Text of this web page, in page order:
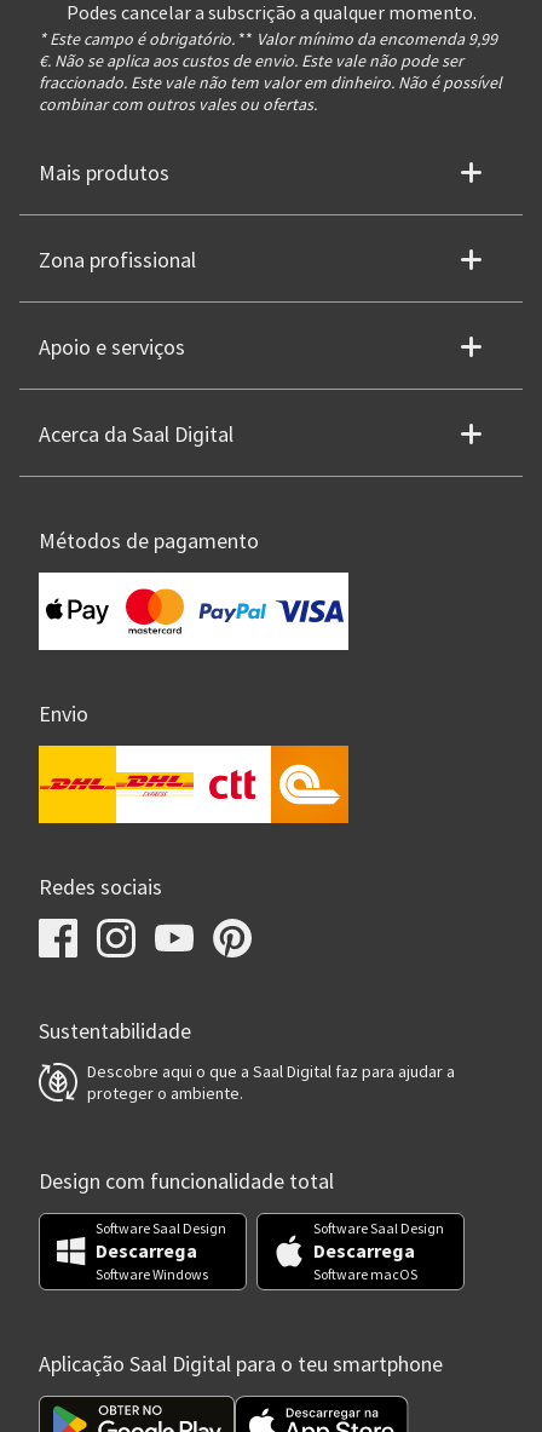
Podes cancelar a subscrição a qualquer momento.
* Este campo é obrigatório. ** Valor mínimo da encomenda 9,99
€. Não se aplica aos custos de envio. Este vale não pode ser
fraccionado. Este vale não tem valor em dinheiro. Não é possível
combinar com outros vales ou ofertas.
Mais produtos
Zona profissional
Apoio e serviços
Acerca da Saal Digital
Métodos de pagamento
Envio
Redes sociais
Sustentabilidade
Descobre aqui o que a Saal Digital faz para ajudar a
proteger o ambiente.
Design com funcionalidade total
Software Saal Design
Descarrega
Software Windows
Software Saal Design
Descarrega
Software macOS
Aplicação Saal Digital para o teu smartphone